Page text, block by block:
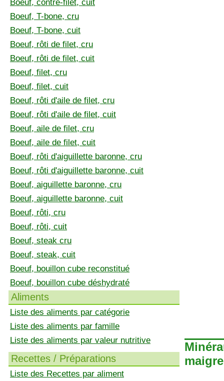
Boeuf, contre-filet, cuit
Boeuf, T-bone, cru
Boeuf, T-bone, cuit
Boeuf, rôti de filet, cru
Boeuf, rôti de filet, cuit
Boeuf, filet, cru
Boeuf, filet, cuit
Boeuf, rôti d'aile de filet, cru
Boeuf, rôti d'aile de filet, cuit
Boeuf, aile de filet, cru
Boeuf, aile de filet, cuit
Boeuf, rôti d'aiguillette baronne, cru
Boeuf, rôti d'aiguillette baronne, cuit
Boeuf, aiguillette baronne, cru
Boeuf, aiguillette baronne, cuit
Boeuf, rôti, cru
Boeuf, rôti, cuit
Boeuf, steak cru
Boeuf, steak, cuit
Boeuf, bouillon cube reconstitué
Boeuf, bouillon cube déshydraté
Aliments
Liste des aliments par catégorie
Liste des aliments par famille
Liste des aliments par valeur nutritive
Recettes / Préparations
Liste des Recettes par aliment